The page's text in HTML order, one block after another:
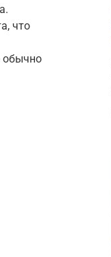
что
обычно